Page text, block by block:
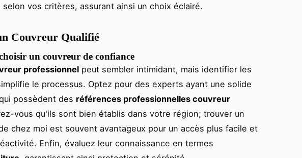
vos critères, assurant ainsi un choix éclairé.
Couvreur Qualifié
un couvreur de confiance
professionnel peut sembler intimidant, mais identifier les
le processus. Optez pour des experts ayant une solide
possèdent des références professionnelles couvreur
vous qu'ils sont bien établis dans votre région; trouver un
chez moi est souvent avantageux pour un accès plus facile et
Enfin, évaluez leur connaissance en termes